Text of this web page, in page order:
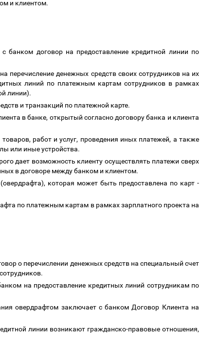
и клиентом.
банком договор на предоставление кредитной линии по
перечисление денежных средств своих сотрудников на их
линий по платежным картам сотрудников в рамках
линии).
и транзакций по платежной карте.
в банке, открытый согласно договору банка и клиента
работ и услуг, проведения иных платежей, а также
или иные устройства.
дает возможность клиенту осуществлять платежи сверх
в договоре между банком и клиентом.
которая может быть предоставлена по карт -
по платежным картам в рамках зарплатного проекта на
о перечислении денежных средств на специальный счет
на предоставление кредитных линий сотрудникам по
овердрафтом заключает с банком Договор Клиента на
линии возникают гражданско-правовые отношения,